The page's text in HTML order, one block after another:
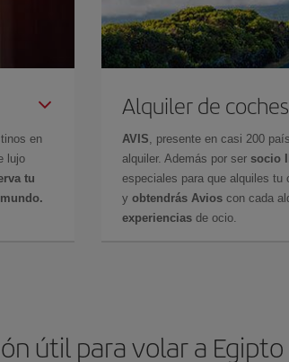
en
lujo
tu
Alquiler de coches
AVIS , presente en casi 200
alquiler. Además por ser socio
especiales para que alquiles tu
y obtendrás Avios con cada
experiencias de ocio.
útil para volar a Egipto